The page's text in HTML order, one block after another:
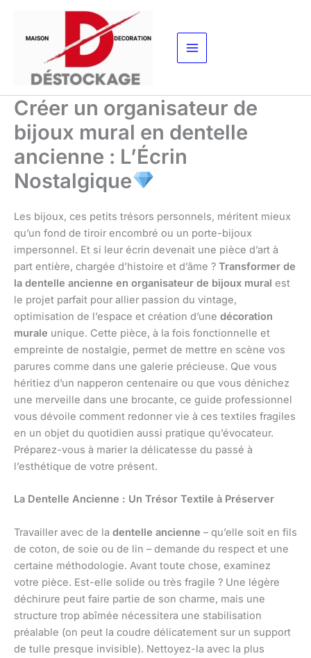
contenu
Créer un organisateur de
bijoux mural en dentelle
ancienne : L’Écrin
Nostalgique
Les bijoux, ces petits trésors personnels, méritent mieux
qu’un fond de tiroir encombré ou un porte-bijoux
impersonnel. Et si leur écrin devenait une pièce d’art à
part entière, chargée d’histoire et d’âme ? Transformer de
la dentelle ancienne en organisateur de bijoux mural est
le projet parfait pour allier passion du vintage,
optimisation de l’espace et création d’une décoration
murale unique. Cette pièce, à la fois fonctionnelle et
empreinte de nostalgie, permet de mettre en scène vos
parures comme dans une galerie précieuse. Que vous
héritiez d’un napperon centenaire ou que vous dénichez
une merveille dans une brocante, ce guide professionnel
vous dévoile comment redonner vie à ces textiles fragiles
en un objet du quotidien aussi pratique qu’évocateur.
Préparez-vous à marier la délicatesse du passé à
l’esthétique de votre présent.
La Dentelle Ancienne : Un Trésor Textile à Préserver
Travailler avec de la dentelle ancienne – qu’elle soit en fils
de coton, de soie ou de lin – demande du respect et une
certaine méthodologie. Avant toute chose, examinez
votre pièce. Est-elle solide ou très fragile ? Une légère
déchirure peut faire partie de son charme, mais une
structure trop abîmée nécessitera une stabilisation
préalable (on peut la coudre délicatement sur un support
de tulle presque invisible). Nettoyez-la avec la plus